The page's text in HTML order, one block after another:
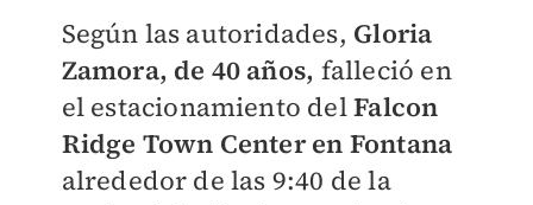
Según las autoridades, Gloria
Zamora, de 40 años, falleció en
el estacionamiento delFalcon
Ridge Town Center en Fontana
alrededor de las 9:40 de la